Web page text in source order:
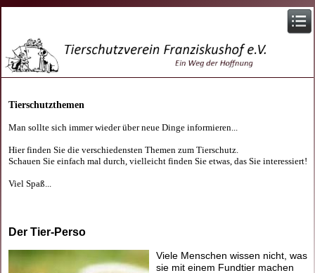
Tierschutzthemen
Man sollte sich immer wieder über neue Dinge informieren...
Hier finden Sie die verschiedensten Themen zum Tierschutz.
Schauen Sie einfach mal durch, vielleicht finden Sie etwas, das Sie interessiert!
Viel Spaß...
Der Tier-Perso
Viele Menschen wissen nicht, was
sie mit einem Fundtier machen